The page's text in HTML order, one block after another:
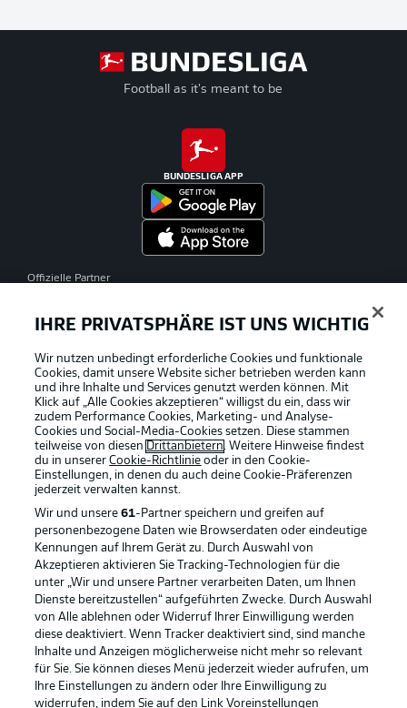
Football as it's meant to be
BUNDESLIGA APP
Offizielle Partner
Rechtliche Hinweise Voreinstellungen verwalten
Datenschutz Nutzungsbedingungen
Kontakt Jobs
Impressum Partner
IHRE PRIVATSPHÄRE IST UNS WICHTIG
Wir nutzen unbedingt erforderliche Cookies und funktionale
Cookies, damit unsere Website sicher betrieben werden kann
und ihre Inhalte und Services genutzt werden können. Mit
Klick auf „Alle Cookies akzeptieren“ willigst du ein, dass wir
zudem Performance Cookies, Marketing- und Analyse-
Cookies und Social-Media-Cookies setzen. Diese stammen
teilweise von diesen Drittanbietern. Weitere Hinweise findest
du in unsererCookie-Richtlinie oder in den Cookie-
Einstellungen, in denen du auch deine Cookie-Präferenzen
jederzeit verwalten kannst.
Wir und unsere61-Partner speichern und greifen auf
personenbezogene Daten wie Browserdaten oder eindeutige
Kennungen auf Ihrem Gerät zu. Durch Auswahl von
Akzeptieren aktivieren Sie Tracking-Technologien für die
unter „Wir und unsere Partner verarbeiten Daten, um Ihnen
Dienste bereitzustellen“ aufgeführten Zwecke. Durch Auswahl
von Alle ablehnen oder Widerruf Ihrer Einwilligung werden
diese deaktiviert. Wenn Tracker deaktiviert sind, sind manche
Inhalte und Anzeigen möglicherweise nicht mehr so relevant
für Sie. Sie können dieses Menü jederzeit wieder aufrufen, um
Ihre Einstellungen zu ändern oder Ihre Einwilligung zu
widerrufen, indem Sie auf den Link Voreinstellungen